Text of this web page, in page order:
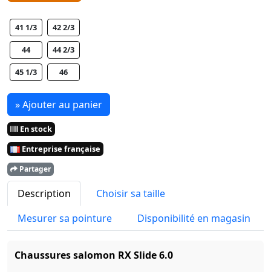
41 1/3 42 2/3
44 44 2/3
45 1/3 46
» Ajouter au panier
En stock
Entreprise française
Partager
Description
Choisir sa taille
Mesurer sa pointure
Disponibilité en magasin
Chaussures salomon RX Slide 6.0